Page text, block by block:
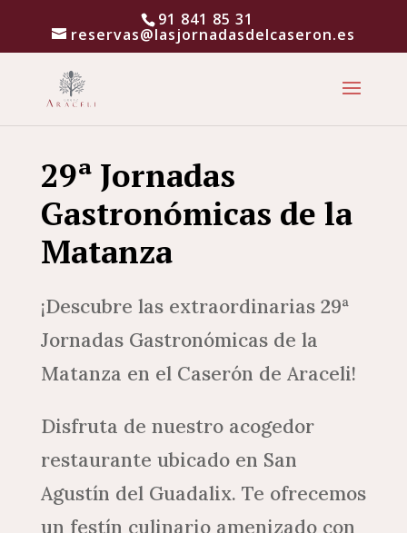
91 841 85 31
reservas@lasjornadasdelcaseron.es
29ª Jornadas
Gastronómicas de la
Matanza
¡Descubre las extraordinarias 29ª
Jornadas Gastronómicas de la
Matanza en el Caserón de Araceli!
Disfruta de nuestro acogedor
restaurante ubicado en San
Agustín del Guadalix. Te ofrecemos
un festín culinario amenizado con